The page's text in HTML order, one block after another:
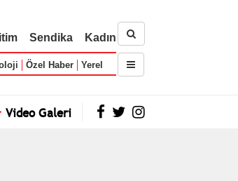
Sendika Kadın
Özel Haber Yerel
Video Galeri